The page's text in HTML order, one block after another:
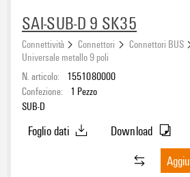
BUS, interfaccia cavo
Angolo di uscita
SAI-SUB-D 9 SK35
Connettività Connettori
Connettori BUS
Universale metallo 9 poli
N. articolo:
1551080000
Confezione:
1 Pezzo
SUB-D
Foglio dati
Download